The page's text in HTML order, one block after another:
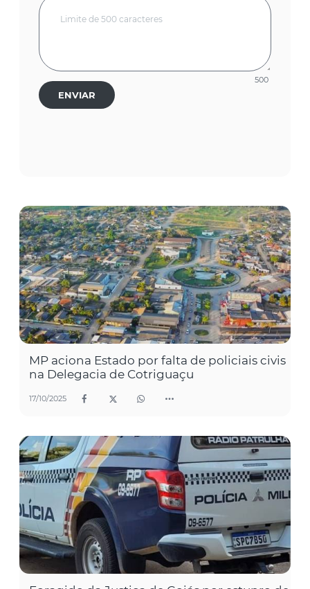
500
ENVIAR
MP aciona Estado por falta de policiais civis
na Delegacia de Cotriguaçu
17/10/2025